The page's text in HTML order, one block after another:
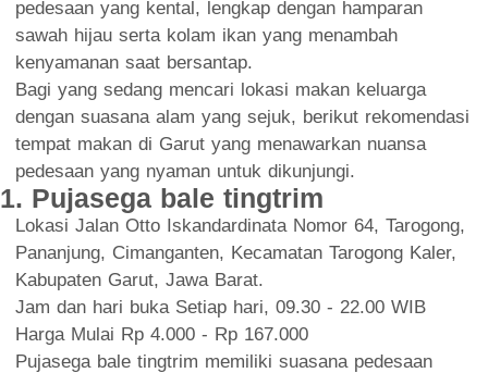
pedesaan yang kental, lengkap dengan hamparan
sawah hijau serta kolam ikan yang menambah
kenyamanan saat bersantap.
Bagi yang sedang mencari lokasi makan keluarga
dengan suasana alam yang sejuk, berikut rekomendasi
tempat makan di Garut yang menawarkan nuansa
pedesaan yang nyaman untuk dikunjungi.
1. Pujasega bale tingtrim
Lokasi Jalan Otto Iskandardinata Nomor 64, Tarogong,
Pananjung, Cimanganten, Kecamatan Tarogong Kaler,
Kabupaten Garut, Jawa Barat.
Jam dan hari buka Setiap hari, 09.30 - 22.00 WIB
Harga Mulai Rp 4.000 - Rp 167.000
Pujasega bale tingtrim memiliki suasana pedesaan